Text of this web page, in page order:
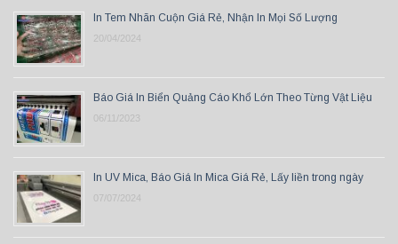
In Tem Nhãn Cuộn Giá Rẻ, Nhận In Mọi Số Lượng
20/04/2024
Báo Giá In Biển Quảng Cáo Khổ Lớn Theo Từng Vật Liệu
06/11/2023
In UV Mica, Báo Giá In Mica Giá Rẻ, Lấy liền trong ngày
07/07/2024